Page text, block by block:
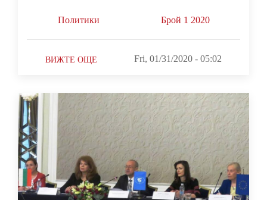
Политики Брой 1 2020
ВИЖТЕ ОЩЕ Fri, 01/31/2020 - 05:02